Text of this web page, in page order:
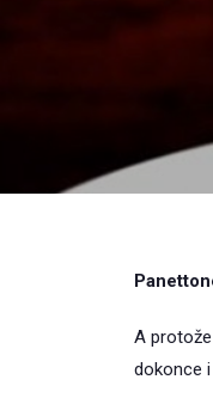
A
dokonce